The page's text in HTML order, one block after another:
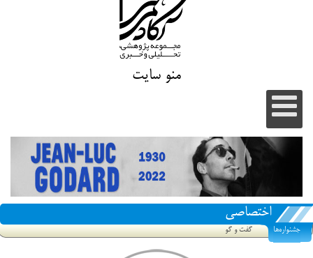
منو سایت
اختصاصی
جشنواره‌ها گفت و گو